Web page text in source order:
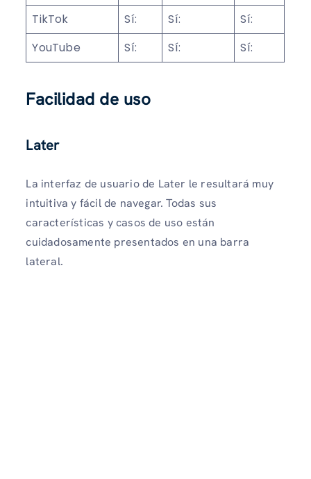
TikTok
Sí: Sí:
Sí:
YouTube
Sí: Sí: Sí:
Facilidad de uso
Later
La interfaz de usuario de Later le resultará muy
intuitiva y fácil de navegar. Todas sus
características y casos de uso están
cuidadosamente presentados en una barra
lateral.